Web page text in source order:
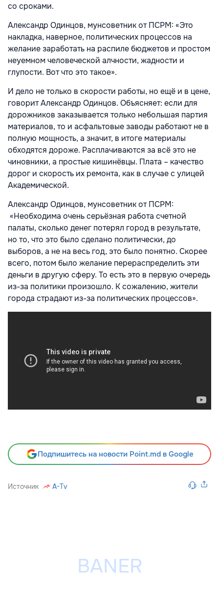
со сроками.
Александр Одинцов, мунсоветник от ПСРМ: «Это
накладка, наверное, политических процессов на
желание заработать на распиле бюджетов и простом
неуемном человеческой алчности, жадности и
глупости. Вот что это такое».
И дело не только в скорости работы, но ещё и в цене,
говорит Александр Одинцов. Объясняет: если для
дорожников заказывается только небольшая партия
материалов, то и асфальтовые заводы работают не в
полную мощность, а значит, в итоге материалы
обходятся дороже. Расплачиваются за всё это не
чиновники, а простые кишинёвцы. Плата – качество
дорог и скорость их ремонта, как в случае с улицей
Академической.
Александр Одинцов, мунсоветник от ПСРМ:
«Необходима очень серьёзная работа счетной
палаты, сколько денег потерял город в результате,
но то, что это было сделано политически, до
выборов, а не на весь год, это было понятно. Скорее
всего, потом было желание перераспределить эти
деньги в другую сферу. То есть это в первую очередь
из-за политики произошло. К сожалению, жители
города страдают из-за политических процессов».
Подпишитесь на новости Point.md в Google
Источник A-Tv